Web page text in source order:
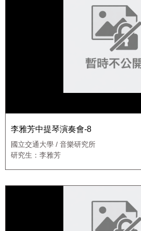
李雅芳中提琴演奏會-8
國立交通大學 / 音樂研究所
研究生：李雅芳